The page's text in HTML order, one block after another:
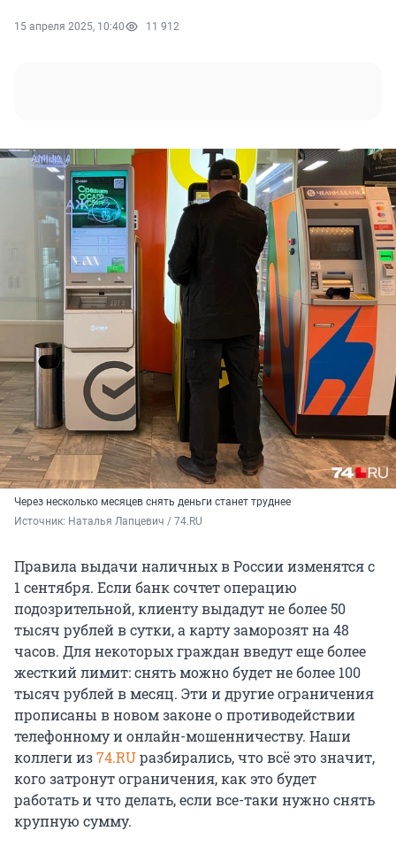
15 апреля 2025, 10:40 11 912
Через несколько месяцев снять деньги станет труднее
Источник: Наталья Лапцевич / 74.RU
Правила выдачи наличных в России изменятся с
1 сентября. Если банк сочтет операцию
подозрительной, клиенту выдадут не более 50
тысяч рублей в сутки, а карту заморозят на 48
часов. Для некоторых граждан введут еще более
жесткий лимит: снять можно будет не более 100
тысяч рублей в месяц. Эти и другие ограничения
прописаны в новом законе о противодействии
телефонному и онлайн-мошенничеству. Наши
коллеги из74.RUразбирались, что всё это значит,
кого затронут ограничения, как это будет
работать и что делать, если все-таки нужно снять
крупную сумму.